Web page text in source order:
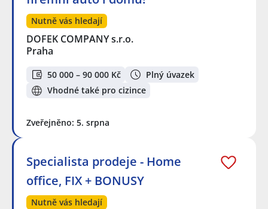
Nutně vás hledají
DOFEK COMPANY s.r.o.
Praha
50 000 – 90 000 Kč
Plný úvazek
Vhodné také pro cizince
Zveřejněno: 5. srpna
Specialista prodeje - Home
office, FIX + BONUSY
Nutně vás hledají